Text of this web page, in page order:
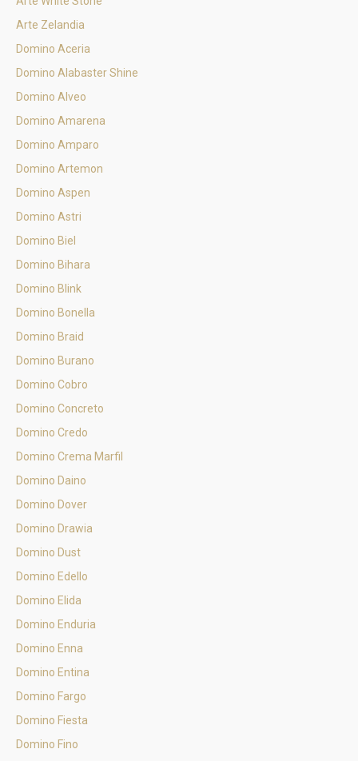
Arte Zelandia
Domino Aceria
Domino Alabaster Shine
Domino Alveo
Domino Amarena
Domino Amparo
Domino Artemon
Domino Aspen
Domino Astri
Domino Biel
Domino Bihara
Domino Blink
Domino Bonella
Domino Braid
Domino Burano
Domino Cobro
Domino Concreto
Domino Credo
Domino Crema Marfil
Domino Daino
Domino Dover
Domino Drawia
Domino Dust
Domino Edello
Domino Elida
Domino Enduria
Domino Enna
Domino Entina
Domino Fargo
Domino Fiesta
Domino Fino